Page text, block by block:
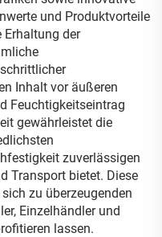
und Produktvorteile
der
Inhalt vor äußeren
Feuchtigkeitseintrag
gewährleistet die
zuverlässigen
Transport bietet. Diese
zu überzeugenden
Einzelhändler und
lassen.